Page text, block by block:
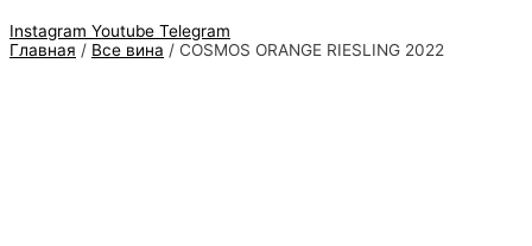
Instagram Youtube Telegram
Главная / Все вина / COSMOS ORANGE RIESLING 2022